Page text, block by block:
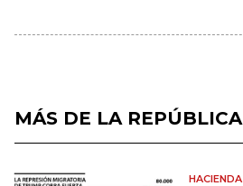
MÁS DE LA REPÚBLICA
HACIENDA